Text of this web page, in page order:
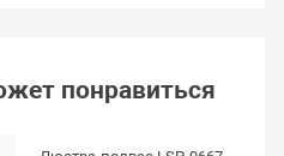
понравиться